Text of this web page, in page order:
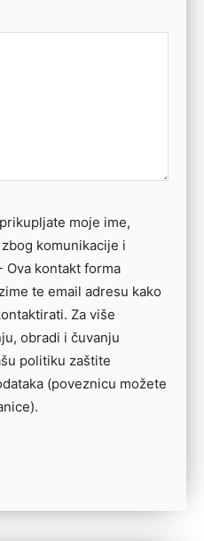
moje ime,
komunikacije i
Ova kontakt forma
te email adresu kako
Za više
obradi i čuvanju
politiku zaštite
(poveznicu možete